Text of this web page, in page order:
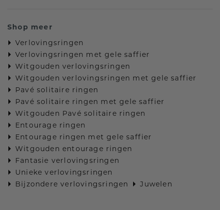
Shop meer
Verlovingsringen
Verlovingsringen met gele saffier
Witgouden verlovingsringen
Witgouden verlovingsringen met gele saffier
Pavé solitaire ringen
Pavé solitaire ringen met gele saffier
Witgouden Pavé solitaire ringen
Entourage ringen
Entourage ringen met gele saffier
Witgouden entourage ringen
Fantasie verlovingsringen
Unieke verlovingsringen
Bijzondere verlovingsringen
Juwelen